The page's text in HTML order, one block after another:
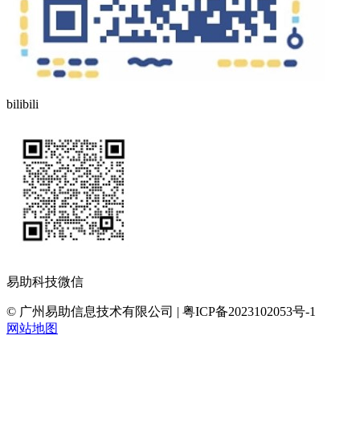
bilibili
易助科技微信
© 广州易助信息技术有限公司 | 粤ICP备2023102053号-1
网站地图